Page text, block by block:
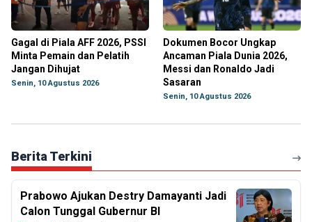
Gagal di Piala AFF 2026, PSSI
Minta Pemain dan Pelatih
Jangan Dihujat
Senin, 10 Agustus 2026
Dokumen Bocor Ungkap
Ancaman Piala Dunia 2026,
Messi dan Ronaldo Jadi
Sasaran
Senin, 10 Agustus 2026
Berita Terkini
Prabowo Ajukan Destry Damayanti Jadi
Calon Tunggal Gubernur BI